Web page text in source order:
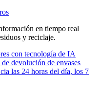
en tiempo real
y reciclaje.
con tecnología de IA
devolución de envases
las 24 horas del día, los 7